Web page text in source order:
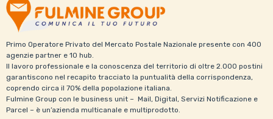
Primo Operatore Privato del Mercato Postale Nazionale presente con 400
agenzie partner e 10 hub.
Il lavoro professionale e la conoscenza del territorio di oltre 2.000 postini
garantiscono nel recapito tracciato la puntualità della corrispondenza,
coprendo circa il 70% della popolazione italiana.
Fulmine Group con le business unit – Mail, Digital, Servizi Notificazione e
Parcel – è un’azienda multicanale e multiprodotto.